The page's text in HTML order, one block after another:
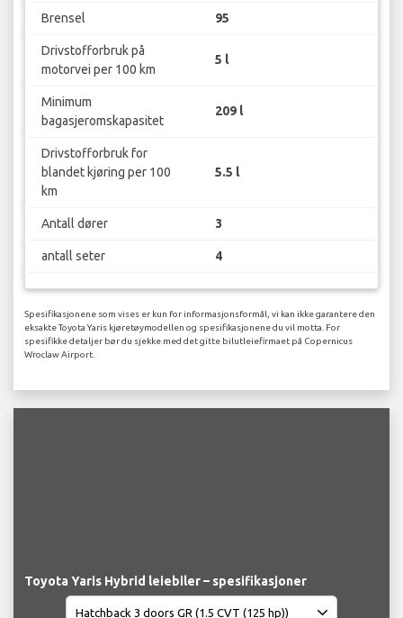
Brensel 95
Drivstofforbruk på
motorvei per 100 km
5 l
Minimum
bagasjeromskapasitet
209 l
Drivstofforbruk for
blandet kjøring per 100
km
5.5 l
Antall dører 3
antall seter 4
Spesifikasjonene som vises er kun for informasjonsformål, vi kan ikke garantere den
eksakte Toyota Yaris kjøretøymodellen og spesifikasjonene du vil motta. For
spesifikke detaljer bør du sjekke med det gitte bilutleiefirmaet på Copernicus
Wroclaw Airport.
Toyota Yaris Hybrid leiebiler – spesifikasjoner